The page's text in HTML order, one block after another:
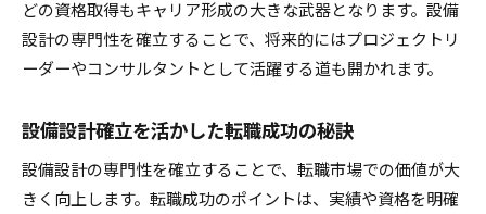
どの資格取得もキャリア形成の大きな武器となります。設備
設計の専門性を確立することで、将来的にはプロジェクトリ
ーダーやコンサルタントとして活躍する道も開かれます。
設備設計確立を活かした転職成功の秘訣
設備設計の専門性を確立することで、転職市場での価値が大
きく向上します。転職成功のポイントは、実績や資格を明確